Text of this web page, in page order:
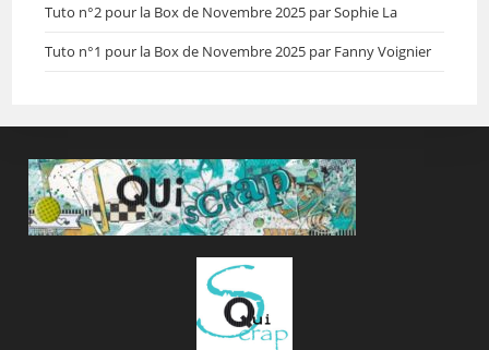
Tuto n°2 pour la Box de Novembre 2025 par Sophie La
Tuto n°1 pour la Box de Novembre 2025 par Fanny Voignier